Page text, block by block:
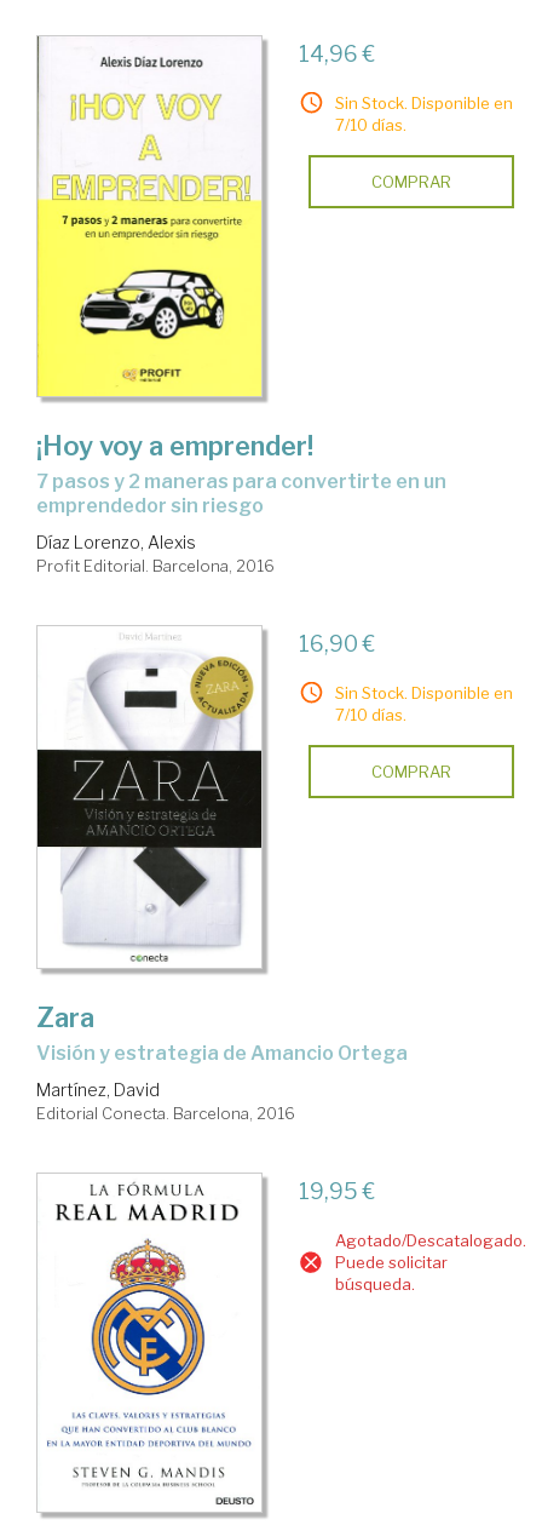
14,96 €
Sin Stock. Disponible en
7/10 días.
COMPRAR
¡Hoy voy a emprender!
7 pasos y 2 maneras para convertirte en un
emprendedor sin riesgo
Díaz Lorenzo, Alexis
Profit Editorial. Barcelona, 2016
16,90 €
Sin Stock. Disponible en
7/10 días.
COMPRAR
Zara
visión y estrategia de Amancio Ortega
Martínez, David
Editorial Conecta. Barcelona, 2016
19,95 €
Agotado/Descatalogado.
Puede solicitar
búsqueda.